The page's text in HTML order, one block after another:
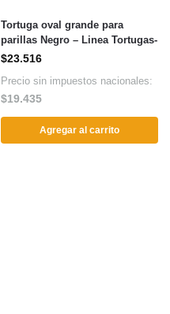
Tortuga oval grande para
parillas Negro – Linea Tortugas-
$23.516
Precio sin impuestos nacionales:
$19.435
Agregar al carrito